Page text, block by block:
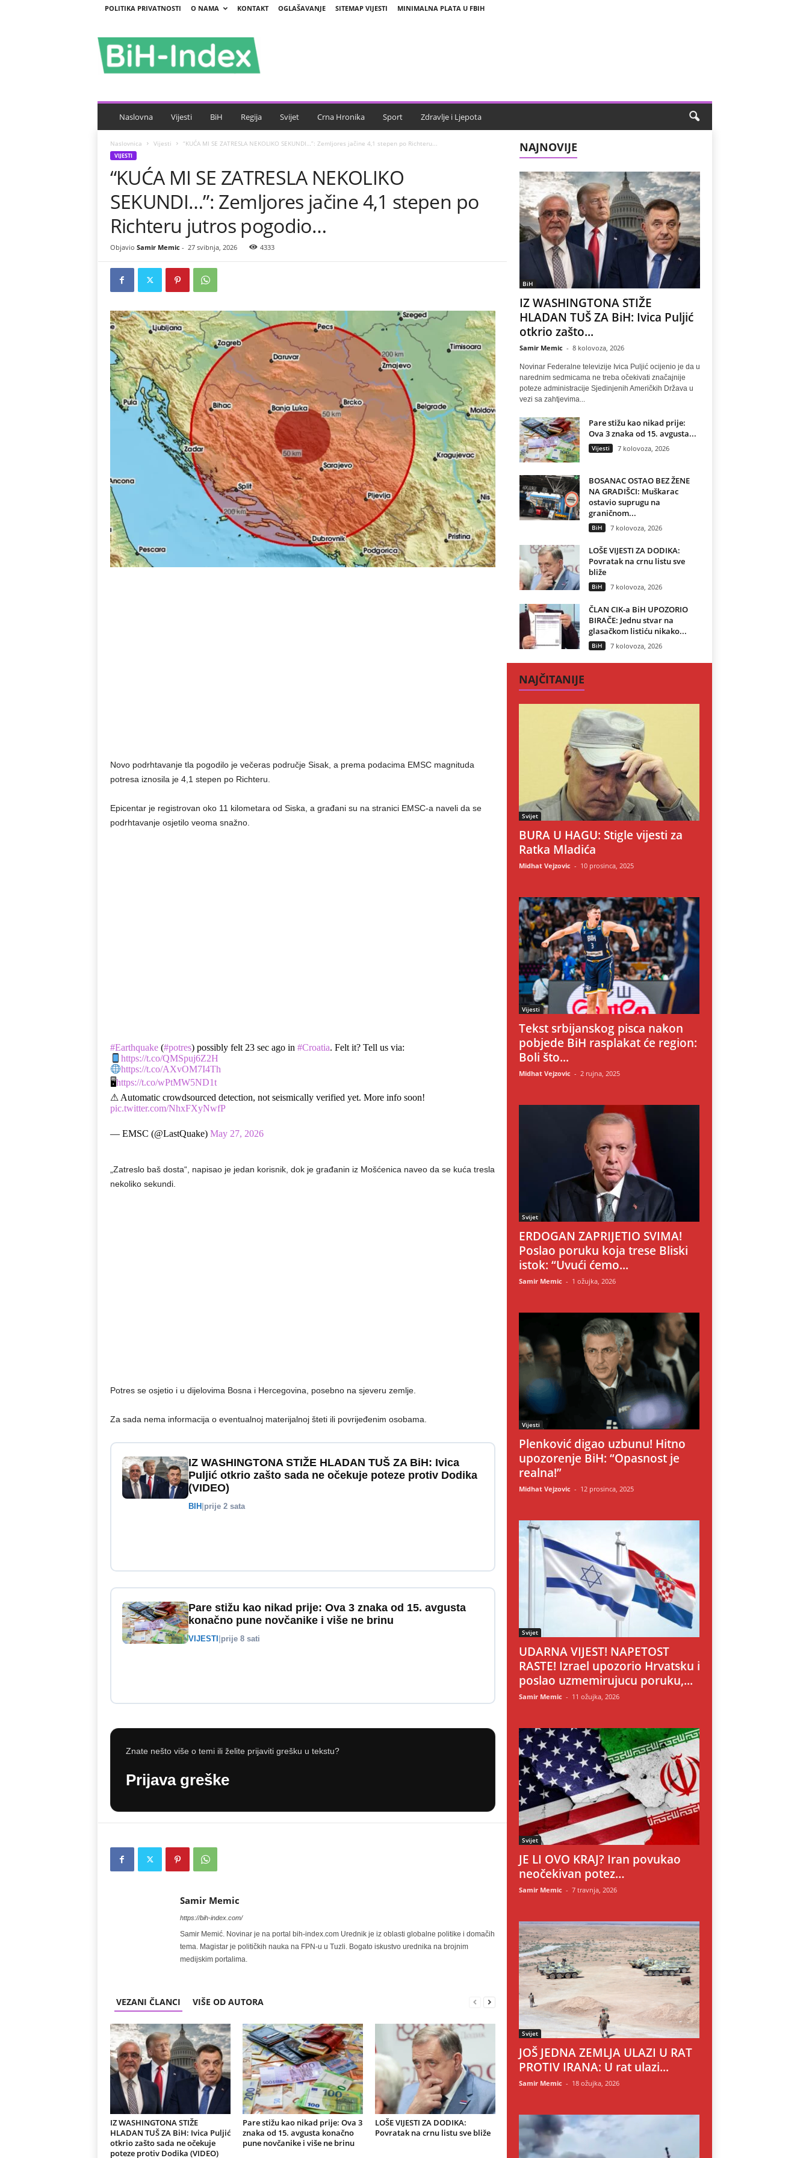
POLITIKA PRIVATNOSTI O NAMA KONTAKT OGLAŠAVANJE SITEMAP VIJESTI MINIMALNA PLATA U FBIH
i
H
d
x
Naslovna Vijesti BiH Regija Svijet Crna Hronika Sport Zdravlje i Ljepota
Naslovnica Vijesti “KUĆA MI SE ZATRESLA NEKOLIKO SEKUNDI…”: Zemljores jačine 4,1 stepen po Richteru...
VIJESTI
“KUĆA MI SE ZATRESLA NEKOLIKO
SEKUNDI…”: Zemljores jačine 4,1 stepen po
Richteru jutros pogodio…
Objavio Samir Memic- 27 svibnja, 2026 4333
Novo podrhtavanje tla pogodilo je večeras područje Sisak, a prema podacima EMSC magnituda
potresa iznosila je 4,1 stepen po Richteru.
Epicentar je registrovan oko 11 kilometara od Siska, a građani su na stranici EMSC-a naveli da se
podrhtavanje osjetilo veoma snažno.
#Earthquake(#potres) possibly felt 23 sec ago in #Croatia. Felt it? Tell us via:
https://t.co/QMSpuj6Z2H
https://t.co/AXvOM7I4Th
🖥https://t.co/wPtMW5ND1t
⚠ Automatic crowdsourced detection, not seismically verified yet. More info soon!
pic.twitter.com/NhxFXyNwfP
— EMSC (@LastQuake) May 27, 2026
„Zatreslo baš dosta“, napisao je jedan korisnik, dok je građanin iz Mošćenica naveo da se kuća tresla
nekoliko sekundi.
Potres se osjetio i u dijelovima Bosna i Hercegovina, posebno na sjeveru zemlje.
Za sada nema informacija o eventualnoj materijalnoj šteti ili povrijeđenim osobama.
IZ WASHINGTONA STIŽE HLADAN TUŠ ZA BiH: Ivica
Puljić otkrio zašto sada ne očekuje poteze protiv Dodika
(VIDEO)
BIH prije 2 sata
Pare stižu kao nikad prije: Ova 3 znaka od 15. avgusta
konačno pune novčanike i više ne brinu
VIJESTI prije 8 sati
Znate nešto više o temi ili želite prijaviti grešku u tekstu?
Prijava greške
Samir Memic
https://bih-index.com/
Samir Memić. Novinar je na portal bih-index.com Urednik je iz oblasti globalne politike i domačih
tema. Magistar je političkih nauka na FPN-u u Tuzli. Bogato iskustvo urednika na brojnim
medijskim portalima.
VEZANI ČLANCI VIŠE OD AUTORA
IZ WASHINGTONA STIŽE
HLADAN TUŠ ZA BiH: Ivica Puljić
otkrio zašto sada ne očekuje
poteze protiv Dodika (VIDEO)
Pare stižu kao nikad prije: Ova 3
znaka od 15. avgusta konačno
pune novčanike i više ne brinu
LOŠE VIJESTI ZA DODIKA:
Povratak na crnu listu sve bliže
NAJNOVIJE
BiH
IZ WASHINGTONA STIŽE
HLADAN TUŠ ZA BiH: Ivica Puljić
otkrio zašto...
Samir Memic - 8 kolovoza, 2026
Novinar Federalne televizije Ivica Puljić ocijenio je da u
narednim sedmicama ne treba očekivati značajnije
poteze administracije Sjedinjenih Američkih Država u
vezi sa zahtjevima...
Pare stižu kao nikad prije:
Ova 3 znaka od 15. avgusta...
Vijesti 7 kolovoza, 2026
BOSANAC OSTAO BEZ ŽENE
NA GRADIŠCI: Muškarac
ostavio suprugu na
graničnom...
BiH 7 kolovoza, 2026
LOŠE VIJESTI ZA DODIKA:
Povratak na crnu listu sve
bliže
BiH 7 kolovoza, 2026
ČLAN CIK-a BiH UPOZORIO
BIRAČE: Jednu stvar na
glasačkom listiću nikako...
BiH 7 kolovoza, 2026
NAJČITANIJE
Svijet
BURA U HAGU: Stigle vijesti za
Ratka Mladića
Midhat Vejzovic - 10 prosinca, 2025
Vijesti
Tekst srbijanskog pisca nakon
pobjede BiH rasplakat će region:
Boli što...
Midhat Vejzovic - 2 rujna, 2025
Svijet
ERDOGAN ZAPRIJETIO SVIMA!
Poslao poruku koja trese Bliski
istok: “Uvući ćemo...
Samir Memic - 1 ožujka, 2026
Vijesti
Plenković digao uzbunu! Hitno
upozorenje BiH: “Opasnost je
realna!”
Midhat Vejzovic - 12 prosinca, 2025
Svijet
UDARNA VIJEST! NAPETOST
RASTE! Izrael upozorio Hrvatsku i
poslao uzmemirujucu poruku,...
Samir Memic - 11 ožujka, 2026
Svijet
JE LI OVO KRAJ? Iran povukao
neočekivan potez…
Samir Memic - 7 travnja, 2026
Svijet
JOŠ JEDNA ZEMLJA ULAZI U RAT
PROTIV IRANA: U rat ulazi...
Samir Memic - 18 ožujka, 2026